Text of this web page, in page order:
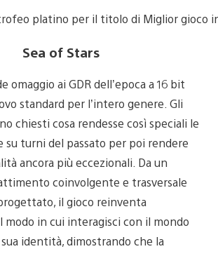
Sea of Stars
omaggio ai GDR dell’epoca a 16 bit
standard per l’intero genere. Gli
chiesti cosa rendesse così speciali le
su turni del passato per poi rendere
ancora più eccezionali. Da un
coinvolgente e trasversale
il gioco reinventa
in cui interagisci con il mondo
identità, dimostrando che la